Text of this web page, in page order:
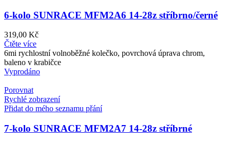
6-kolo SUNRACE MFM2A6 14-28z stříbrno/černé
319,00 Kč
Čtěte více
6mi rychlostní volnoběžné kolečko, povrchová úprava chrom,
baleno v krabičce
Vyprodáno
Porovnat
Rychlé zobrazení
Přidat do mého seznamu přání
7-kolo SUNRACE MFM2A7 14-28z stříbrné